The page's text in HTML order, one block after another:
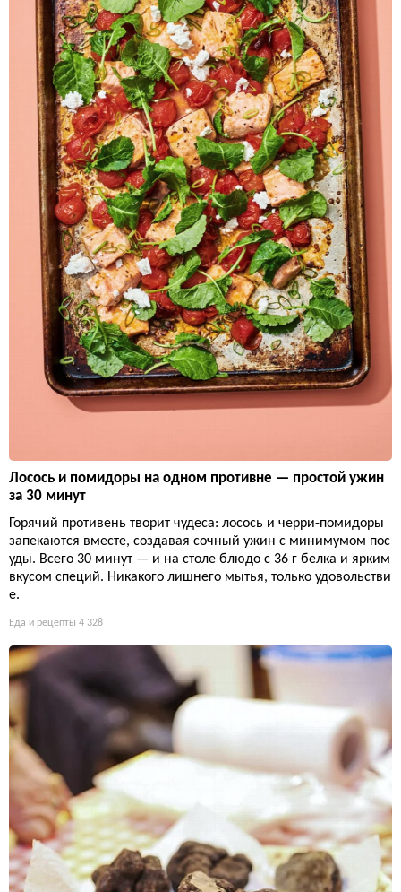
Лосось и помидоры на одном противне — простой ужин
за 30 минут
Горячий противень творит чудеса: лосось и черри-помидоры
запекаются вместе, создавая сочный ужин с минимумом пос
уды. Всего 30 минут — и на столе блюдо с 36 г белка и ярким
вкусом специй. Никакого лишнего мытья, только удовольстви
е.
Еда и рецепты 4 328